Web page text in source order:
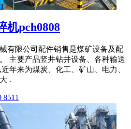
机pch0808
有限公司配件销售是煤矿设备及配
主要产品竖井钻井设备、各种输送
年来为煤炭、化工、矿山、电力、
.
8511